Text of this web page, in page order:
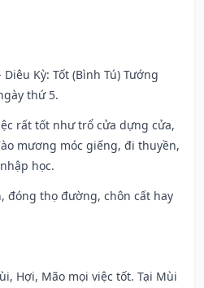
Kỳ: Tốt (Bình Tú) Tướng
thứ 5.
rất tốt như trổ cửa dựng cửa,
mương móc giếng, đi thuyền,
học.
đóng thọ đường, chôn cất hay
Hợi, Mão mọi việc tốt. Tại Mùi